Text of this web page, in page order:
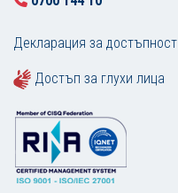
Декларация за достъпност
Достъп за глухи лица